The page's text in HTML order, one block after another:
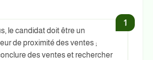
le candidat doit être un
de proximité des ventes ;
des ventes et rechercher